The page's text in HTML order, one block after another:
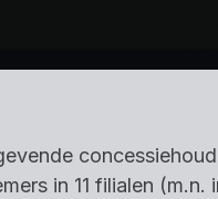
in 11 filialen